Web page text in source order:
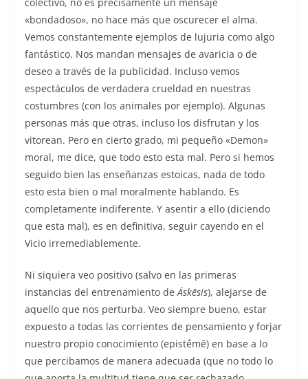
«bondadoso», no hace más que oscurecer el alma.
Vemos constantemente ejemplos de lujuria como algo
fantástico. Nos mandan mensajes de avaricia o de
deseo a través de la publicidad. Incluso vemos
espectáculos de verdadera crueldad en nuestras
costumbres (con los animales por ejemplo). Algunas
personas más que otras, incluso los disfrutan y los
vitorean. Pero en cierto grado, mi pequeño «Demon»
moral, me dice, que todo esto esta mal. Pero si hemos
seguido bien las enseñanzas estoicas, nada de todo
esto esta bien o mal moralmente hablando. Es
completamente indiferente. Y asentir a ello (diciendo
que esta mal), es en definitiva, seguir cayendo en el
Vicio irremediablemente.
Ni siquiera veo positivo (salvo en las primeras
instancias del entrenamiento deÁskēsis), alejarse de
aquello que nos perturba. Veo siempre bueno, estar
expuesto a todas las corrientes de pensamiento y forjar
nuestro propio conocimiento (epistḗmē) en base a lo
que percibamos de manera adecuada (que no todo lo